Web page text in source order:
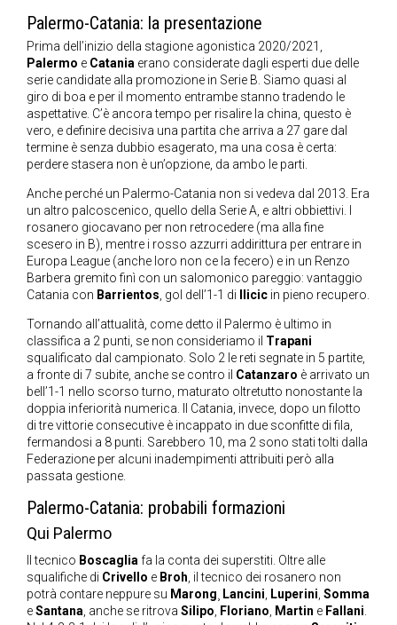
Palermo-Catania: la presentazione
Prima dell’inizio della stagione agonistica 2020/2021,
Palermo e Catania erano considerate dagli esperti due delle
serie candidate alla promozione in Serie B. Siamo quasi al
giro di boa e per il momento entrambe stanno tradendo le
aspettative. C’è ancora tempo per risalire la china, questo è
vero, e definire decisiva una partita che arriva a 27 gare dal
termine è senza dubbio esagerato, ma una cosa è certa:
perdere stasera non è un’opzione, da ambo le parti.
Anche perché un Palermo-Catania non si vedeva dal 2013. Era
un altro palcoscenico, quello della Serie A, e altri obbiettivi. I
rosanero giocavano per non retrocedere (ma alla fine
scesero in B), mentre i rosso azzurri addirittura per entrare in
Europa League (anche loro non ce la fecero) e in un Renzo
Barbera gremito finì con un salomonico pareggio: vantaggio
Catania con Barrientos, gol dell’1-1 di Ilicic in pieno recupero.
Tornando all’attualità, come detto il Palermo è ultimo in
classifica a 2 punti, se non consideriamo il Trapani
squalificato dal campionato. Solo 2 le reti segnate in 5 partite,
a fronte di 7 subite, anche se contro il Catanzaro è arrivato un
bell’1-1 nello scorso turno, maturato oltretutto nonostante la
doppia inferiorità numerica. Il Catania, invece, dopo un filotto
di tre vittorie consecutive è incappato in due sconfitte di fila,
fermandosi a 8 punti. Sarebbero 10, ma 2 sono stati tolti dalla
Federazione per alcuni inadempimenti attribuiti però alla
passata gestione.
Palermo-Catania: probabili formazioni
Qui Palermo
Il tecnico Boscagliafa la conta dei superstiti. Oltre alle
squalifiche di Crivello e Broh, il tecnico dei rosanero non
potrà contare neppure su Marong¸ Lancini, Luperini, Somma
eSantana, anche se ritrova Silipo, Floriano, Martin e Fallani.